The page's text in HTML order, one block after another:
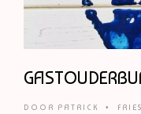
DOOR PATRICK •